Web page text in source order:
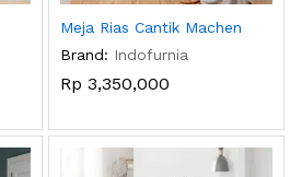
Meja Rias Cantik Machen
Brand: Indofurnia
Rp 3,350,000